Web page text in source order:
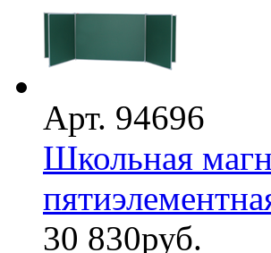
Арт. 94696
Школьная
30 830руб.